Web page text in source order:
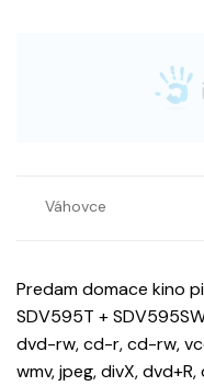
Váhovce
Predam domace kino
SDV595T +
dvd-rw, cd-r, cd-rw,
wmv, jpeg, divX,